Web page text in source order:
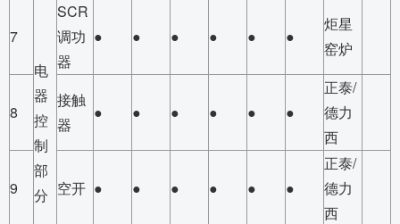
电
器
控
制
部
分
7
SCR
调功
器
● ● ● ● ● ●
炬星
窑炉
8
接触
器
● ● ● ● ● ●
正泰/
德力
西
9 空开 ● ● ● ● ● ●
正泰/
德力
西